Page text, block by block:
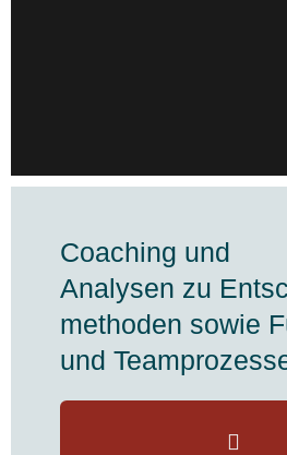
Coaching und
Analysen zu
methoden sowie
und